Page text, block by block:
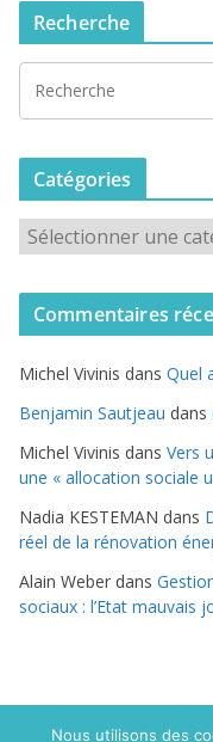
Recherche
Catégories
t
o
r
i
e
Commentaires
Michel Vivinis dans Quel
Benjamin Sautjeau dans
Michel Vivinis dans Vers
une « allocation sociale
Nadia KESTEMAN dans
réel de la rénovation
Alain Weber dans
sociaux : l’Etat mauvais
Nous utilisons des